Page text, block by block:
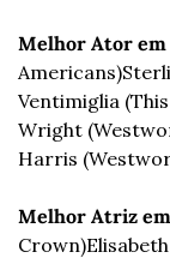
Melhor Ator em
Americans)
Ventimiglia
Wright
Harris
Melhor Atriz
Crown)